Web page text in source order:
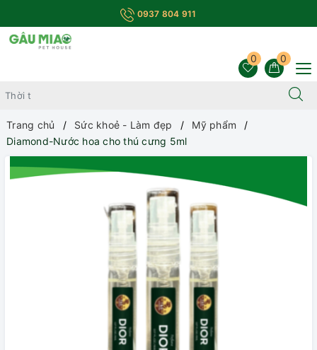
0937 804 911
0
0
Trang chủ Sức khoẻ - Làm đẹp
Mỹ phẩm
Diamond-Nước hoa cho thú cưng 5ml